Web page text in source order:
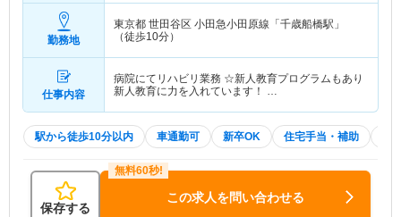
勤務地
東京都 世田谷区 小田急小田原線「千歳船橋駅」
（徒歩10分）
仕事内容
病院にてリハビリ業務 ☆新人教育プログラムもあり
新人教育に力を入れています！ …
駅から徒歩10分以内 車通勤可 新卒OK 住宅手当・補助
保存する
この求人を問い合わせる